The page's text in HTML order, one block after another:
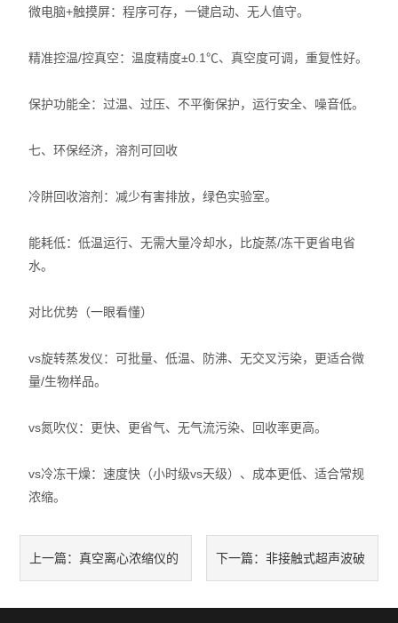
微电脑+触摸屏：程序可存，一键启动、无人值守。
精准控温/控真空：温度精度±0.1℃、真空度可调，重复性好。
保护功能全：过温、过压、不平衡保护，运行安全、噪音低。
七、环保经济，溶剂可回收
冷阱回收溶剂：减少有害排放，绿色实验室。
能耗低：低温运行、无需大量冷却水，比旋蒸/冻干更省电省
水。
对比优势（一眼看懂）
vs旋转蒸发仪：可批量、低温、防沸、无交叉污染，更适合微
量/生物样品。
vs氮吹仪：更快、更省气、无气流污染、回收率更高。
vs冷冻干燥：速度快（小时级vs天级）、成本更低、适合常规
浓缩。
上一篇：真空离心浓缩仪的 下一篇： 非接触式超声波破